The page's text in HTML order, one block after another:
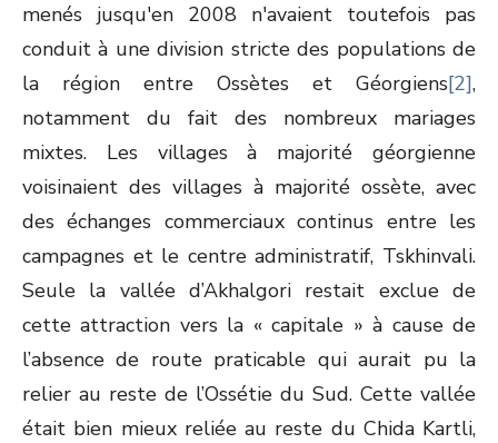
menés jusqu'en 2008 n'avaient toutefois pas
conduit à une division stricte des populations de
la région entre Ossètes et Géorgiens[2],
notamment du fait des nombreux mariages
mixtes. Les villages à majorité géorgienne
voisinaient des villages à majorité ossète, avec
des échanges commerciaux continus entre les
campagnes et le centre administratif, Tskhinvali.
Seule la vallée d’Akhalgori restait exclue de
cette attraction vers la « capitale » à cause de
l’absence de route praticable qui aurait pu la
relier au reste de l’Ossétie du Sud. Cette vallée
était bien mieux reliée au reste du Chida Kartli,